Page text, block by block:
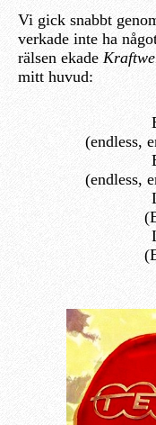
Vi gick snabbt
verkade inte ha
rälsen ekade
mitt huvud:
(endless,
(endless,